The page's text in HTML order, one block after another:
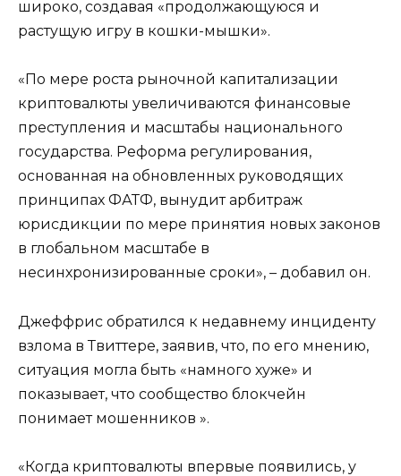
широко, создавая «продолжающуюся и
растущую игру в кошки-мышки».
«По мере роста рыночной капитализации
криптовалюты увеличиваются финансовые
преступления и масштабы национального
государства. Реформа регулирования,
основанная на обновленных руководящих
принципах ФАТФ, вынудит арбитраж
юрисдикции по мере принятия новых законов
в глобальном масштабе в
несинхронизированные сроки», – добавил он.
Джеффрис обратился к недавнему инциденту
взлома в Твиттере, заявив, что, по его мнению,
ситуация могла быть «намного хуже» и
показывает, что сообщество блокчейн
понимает мошенников ».
«Когда криптовалюты впервые появились, у